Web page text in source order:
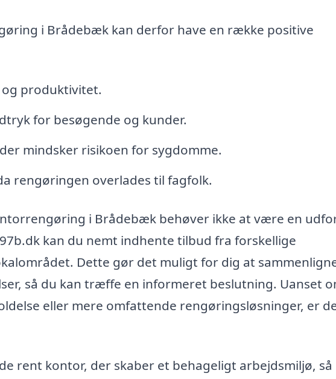
i Brådebæk kan derfor have en række positive
produktivitet.
for besøgende og kunder.
mindsker risikoen for sygdomme.
rengøringen overlades til fagfolk.
i Brådebæk behøver ikke at være en
kan du nemt indhente tilbud fra forskellige
Dette gør det muligt for dig at
så du kan træffe en informeret beslutning. Uanset
eller mere omfattende rengøringsløsninger, er
rent kontor, der skaber et behageligt arbejdsmiljø, så